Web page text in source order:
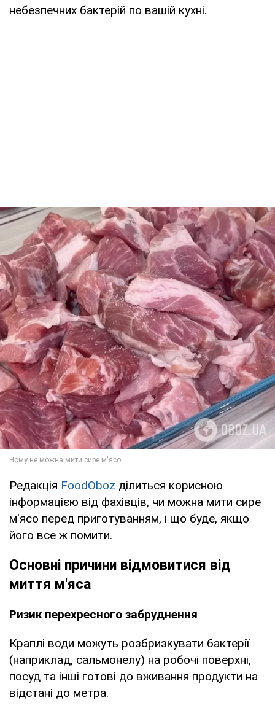
небезпечних бактерій по вашій кухні.
Редакція FoodOboz ділиться корисною
інформацією від фахівців, чи можна мити сире
м'ясо перед приготуванням, і що буде, якщо
його все ж помити.
Основні причини відмовитися від
миття м'яса
Ризик перехресного забруднення
Краплі води можуть розбризкувати бактерії
(наприклад, сальмонелу) на робочі поверхні,
посуд та інші готові до вживання продукти на
відстані до метра.